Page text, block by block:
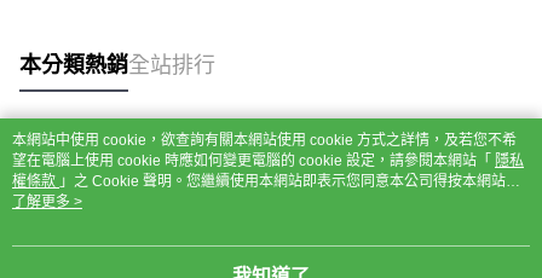
本分類熱銷全站排行
熱門標籤
本網站中使用 cookie，欲查詢有關本網站使用 cookie 方式之詳情，及若您不希
望在電腦上使用 cookie 時應如何變更電腦的 cookie 設定，請參閱本網站「 隱私
權條款 」之 Cookie 聲明。您繼續使用本網站即表示您同意本公司得按本網站使
用條款之 Cookie 聲明使用 cookie。
了解更多 >